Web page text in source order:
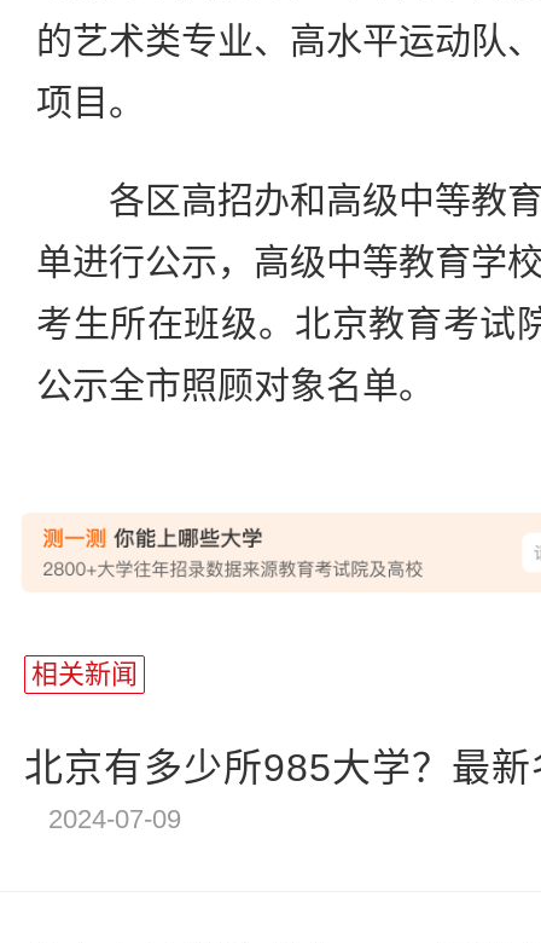
的艺术类专业、高水平运动队
项目。
各区高招办和高级中等教育
单进行公示，高级中等教育学
考生所在班级。北京教育考试
公示全市照顾对象名单。
相关新闻
北京有多少所985大学？最
2024-07-09